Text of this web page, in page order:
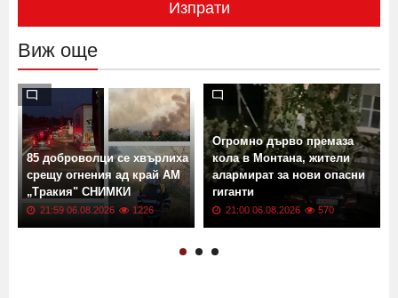
Изпрати
Виж още
85 доброволци се хвърлиха
срещу огнения ад край АМ
„Тракия" СНИМКИ
21:59 06.08.2026 1226
Огромно дърво премаза
кола в Монтана, жители
алармират за нови опасни
гиганти
21:00 06.08.2026 570